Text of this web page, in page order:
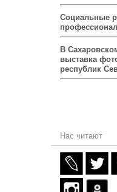
Социальные
В
выставка
республик
Нас читают